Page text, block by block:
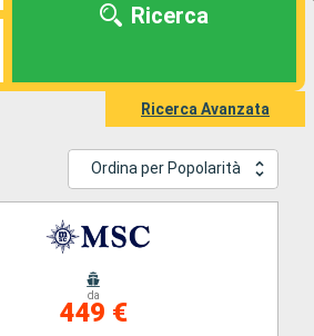
Ricerca
Ricerca Avanzata
Ordina per Popolarità
da
449 €